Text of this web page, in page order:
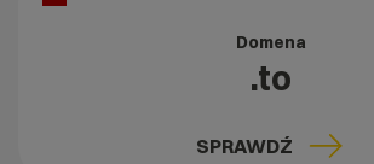
Domena
.to
SPRAWDŹ